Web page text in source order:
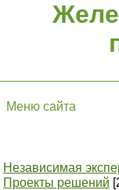
Меню сайта
Независимая
Проекты решений